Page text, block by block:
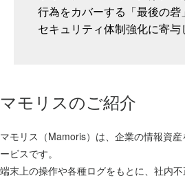
行為をカバーする「最後の
セキュリティ体制強化に寄与
マモリスのご紹介
マモリス（Mamoris）は、企業の情報資
ービスです。
端末上の操作や各種ログをもとに、社内